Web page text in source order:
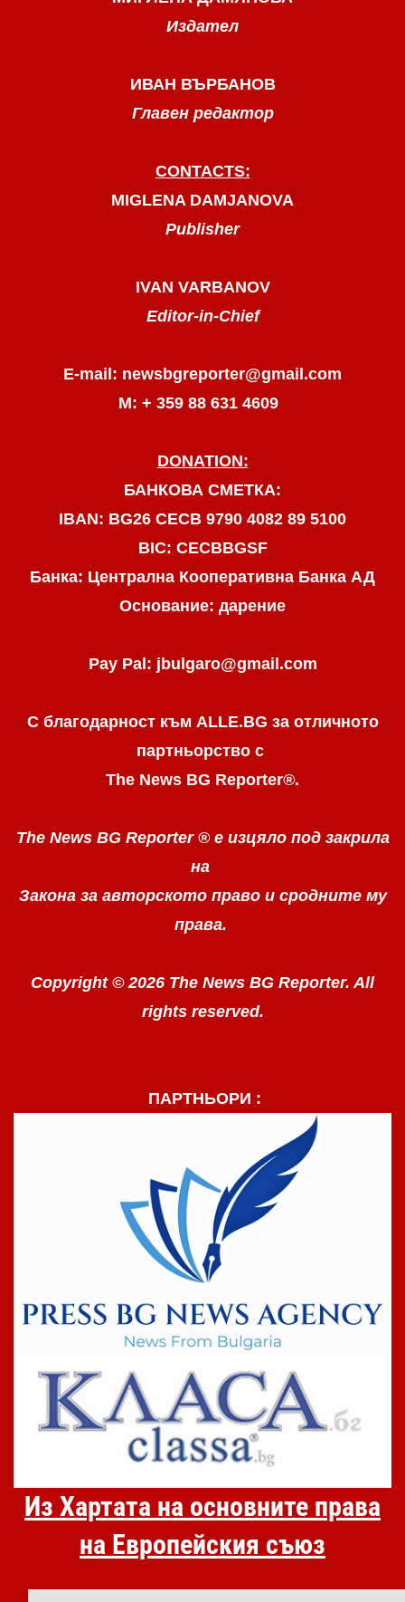
Издател
ИВАН ВЪРБАНОВ
Главен редактор
CONTACTS:
MIGLENA DAMJANOVA
Publisher
IVAN VARBANOV
Editor-in-Chief
E-mail: newsbgreporter@gmail.com
М: + 359 88 631 4609
DONATION:
БАНКОВА СМЕТКА:
IBAN: BG26 CECB 9790 4082 89 5100
BIC: CECBBGSF
Банка: Централна Кооперативна Банка АД
Основание: дарение
Pay Pal: jbulgaro@gmail.com
С благодарност към ALLE.BG за отличното
партньорство с
The News BG Reporter®.
The News BG Reporter ® е изцяло под закрила
на
Закона за авторското право и сродните му
права.
Copyright © 2026 The News BG Reporter. All
rights reserved.
ПАРТНЬОРИ :
Из Хартата на основните права
на Европейския съюз